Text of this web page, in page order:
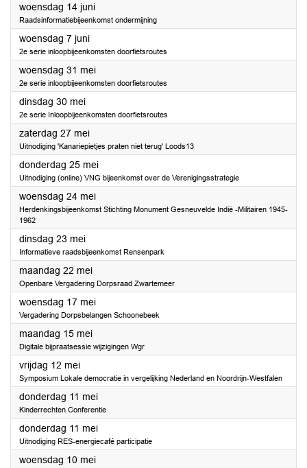
woensdag 14 juni2023
Raadsinformatiebijeenkomst ondermijning
woensdag 7 juni2023
2e serie inloopbijeenkomsten doorfietsroutes
woensdag 31 mei2023
2e serie inloopbijeenkomsten doorfietsroutes
dinsdag 30 mei2023
2e serie Inloopbijeenkomsten doorfietsroutes
zaterdag 27 mei2023
Uitnodiging 'Kanariepietjes praten niet terug' Loods13
donderdag 25 mei2023
Uitnodiging (online) VNG bijeenkomst over de Verenigingsstrategie
woensdag 24 mei2023
Herdenkingsbijeenkomst Stichting Monument Gesneuvelde Indië -Militairen 1945-
1962
dinsdag 23 mei2023
Informatieve raadsbijeenkomst Rensenpark
maandag 22 mei2023
Openbare Vergadering Dorpsraad Zwartemeer
woensdag 17 mei2023
Vergadering Dorpsbelangen Schoonebeek
maandag 15 mei2023
Digitale bijpraatsessie wijzigingen Wgr
vrijdag 12 mei2023
Symposium Lokale democratie in vergelijking Nederland en Noordrijn-Westfalen
donderdag 11 mei2023
Kinderrechten Conferentie
donderdag 11 mei2023
Uitnodiging RES-energiecafé participatie
woensdag 10 mei2023